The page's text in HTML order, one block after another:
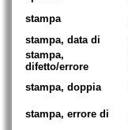
stampa
stampa, data di
stampa,
difetto/errore
stampa, doppia
stampa, errore di